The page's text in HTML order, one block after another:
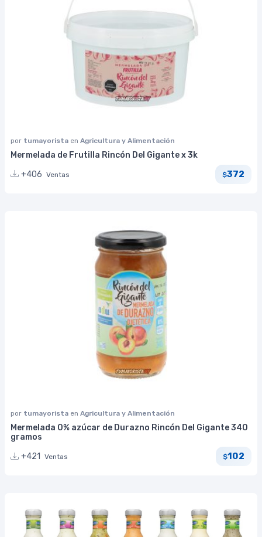
por tumayorista en Agricultura y Alimentación
Mermelada de Frutilla Rincón Del Gigante x 3k
+406 Ventas $372
por tumayorista en Agricultura y Alimentación
Mermelada 0% azúcar de Durazno Rincón Del Gigante 340
gramos
+421
Ventas $102